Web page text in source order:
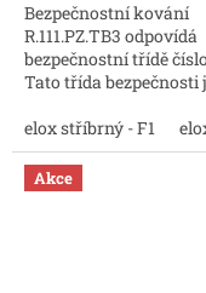
Bezpečnostní kování
R.111.PZ.TB3 odpovídá
bezpečnostní třídě
Tato třída bezpečnosti
dalším mechanickým
otevřením dveří.
elox stříbrný - F1
Akce